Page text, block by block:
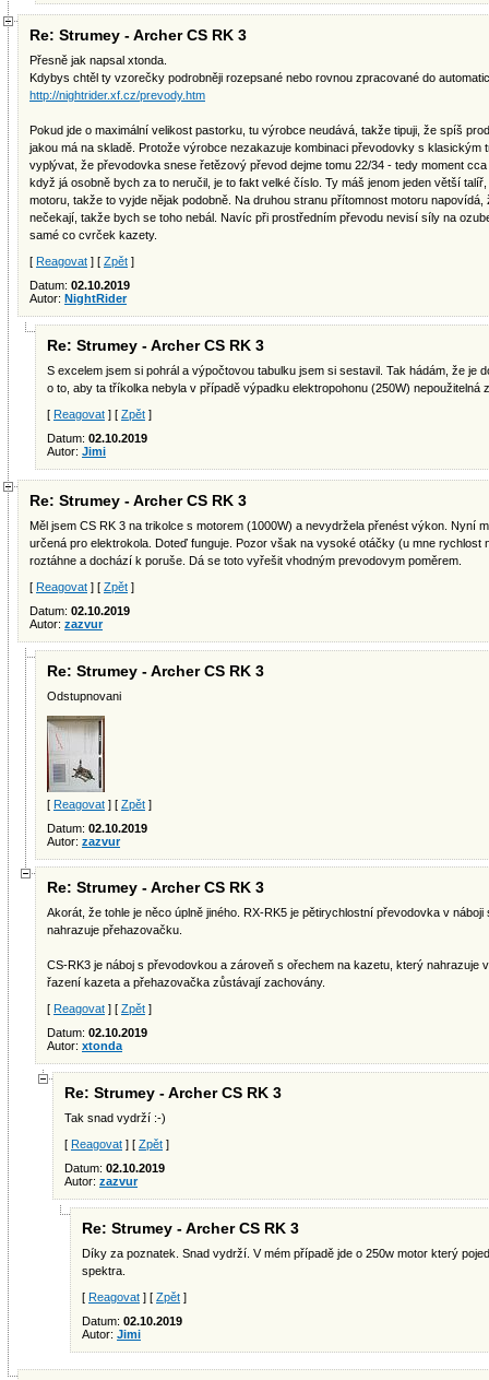
Re: Strumey - Archer CS RK 3
Přesně jak napsal xtonda.
Kdybys chtěl ty vzorečky podrobněji rozepsané nebo rovnou zpracované do
http://nightrider.xf.cz/prevody.htm
Pokud jde o maximální velikost pastorku, tu výrobce neudává, takže tipuji, že spíš
jakou má na skladě. Protože výrobce nezakazuje kombinaci převodovky s klasickým
vyplývat, že převodovka snese řetězový převod dejme tomu 22/34 - tedy moment
když já osobně bych za to neručil, je to fakt velké číslo. Ty máš jenom jeden větší
motoru, takže to vyjde nějak podobně. Na druhou stranu přítomnost motoru
nečekají, takže bych se toho nebál. Navíc při prostředním převodu nevisí síly na
samé co cvrček kazety.
[ Reagovat ] [ Zpět ]
Datum: 02.10.2019
Autor: NightRider
Re: Strumey - Archer CS RK 3
S excelem jsem si pohrál a výpočtovou tabulku jsem si sestavil. Tak hádám, že je
o to, aby ta tříkolka nebyla v případě výpadku elektropohonu (250W) nepoužitelná
[ Reagovat ] [ Zpět ]
Datum: 02.10.2019
Autor: Jimi
Re: Strumey - Archer CS RK 3
Měl jsem CS RK 3 na trikolce s motorem (1000W) a nevydržela přenést výkon. Nyní
určená pro elektrokola. Doteď funguje. Pozor však na vysoké otáčky (u mne
roztáhne a dochází k poruše. Dá se toto vyřešit vhodným prevodovym poměrem.
[ Reagovat ] [ Zpět ]
Datum: 02.10.2019
Autor: zazvur
Re: Strumey - Archer CS RK 3
Odstupnovani
[ Reagovat ] [ Zpět ]
Datum: 02.10.2019
Autor: zazvur
Re: Strumey - Archer CS RK 3
Akorát, že tohle je něco úplně jiného. RX-RK5 je pětirychlostní převodovka v
nahrazuje přehazovačku.
CS-RK3 je náboj s převodovkou a zároveň s ořechem na kazetu, který
řazení kazeta a přehazovačka zůstávají zachovány.
[ Reagovat ] [ Zpět ]
Datum: 02.10.2019
Autor: xtonda
Re: Strumey - Archer CS RK 3
Tak snad vydrží :-)
[ Reagovat ] [ Zpět ]
Datum: 02.10.2019
Autor: zazvur
Re: Strumey - Archer CS RK 3
Díky za poznatek. Snad vydrží. V mém případě jde o 250w motor který
spektra.
[ Reagovat ] [ Zpět ]
Datum: 02.10.2019
Autor: Jimi